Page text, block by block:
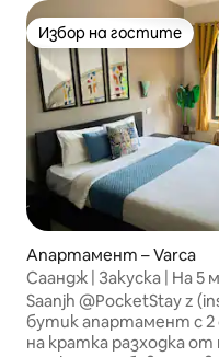
Избор на гостите
Избор на гостите
Апартамент – Varca
Саандж | Закуска | На
плажа
Saanjh @PocketStay z
бутик апартамент с 2
на кратка разходка